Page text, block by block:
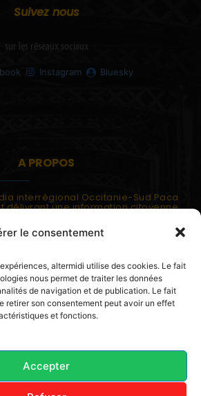
le consentement
altermidi utilise des cookies. Le fait
nous permet de traiter les données
de navigation et de publication. Le fait
retirer son consentement peut avoir un effet
et fonctions.
Accepter
Suivez nous
sur les réseaux sociaux
Instagram Bluesky
A PROPOS
interrégional Occitanie-Sud Paca
délivrant une information citoyenne
les suds, la méditerranée,
thématiques globales évaluées à
terrain ou d'analyses à l'échelon
capitale, sans capitale.